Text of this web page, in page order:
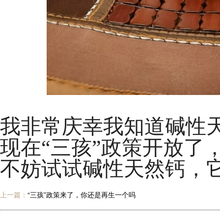
我非常庆幸我知道碱性
现在“三孩”政策开放了
不妨试试碱性天然钙，
上一篇： “三孩”政策来了，你还是再生一个吗